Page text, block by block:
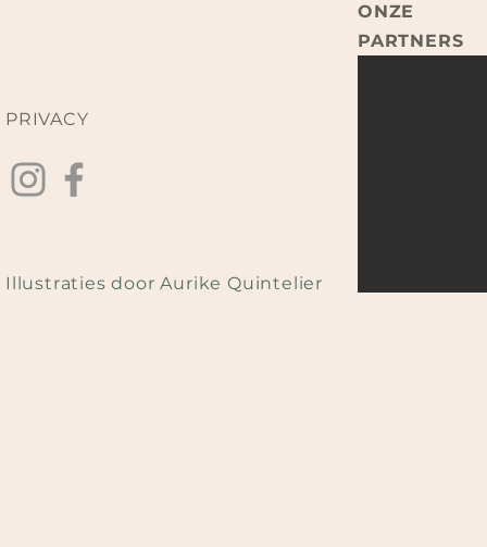
ONZE
PARTNERS
PRIVACY
Illustraties door Aurike Quintelier